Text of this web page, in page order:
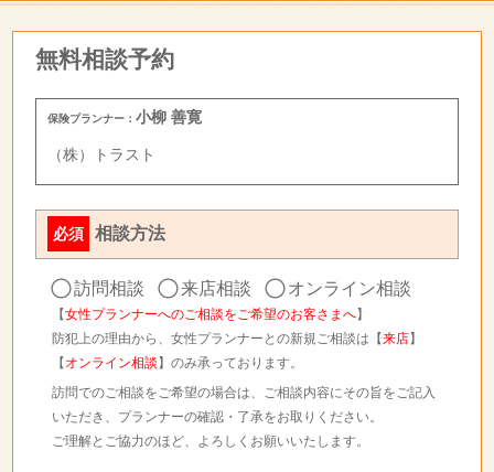
無料相談予約
保険プランナー：小柳 善寛
（株）トラスト
必須 相談方法
訪問相談 来店相談 オンライン相談
【女性プランナーへのご相談をご希望のお客さまへ】
防犯上の理由から、女性プランナーとの新規ご相談は【来店】
【 オンライン相談 】のみ承っております。
訪問でのご相談をご希望の場合は、ご相談内容にその旨をご記入
いただき、プランナーの確認・了承をお取りください。
ご理解とご協力のほど、よろしくお願いいたします。